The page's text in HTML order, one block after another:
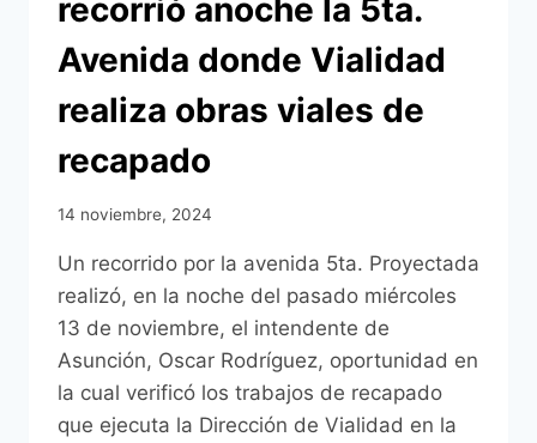
A
REALIZARSE
ESTE
SÁBADO
23
DE
NOVIEMBRE
EN
NUEVA
OLLA
recorrió anoche la 5ta.
Avenida donde Vialidad
realiza obras viales de
recapado
14 noviembre, 2024
Un recorrido por la avenida 5ta. Proyectada
realizó, en la noche del pasado miércoles
13 de noviembre, el intendente de
Asunción, Oscar Rodríguez, oportunidad en
la cual verificó los trabajos de recapado
que ejecuta la Dirección de Vialidad en la